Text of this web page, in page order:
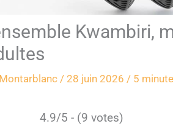
Kwambiri,
/ 28 juin 2026 / 5
4.9/5 - (9 votes)